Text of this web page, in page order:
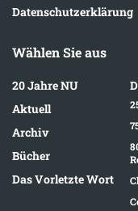
Datenschutzerklärung
Wählen Sie aus
20 Jahre NU
Aktuell
Archiv
Bücher
Das Vorletzte Wort